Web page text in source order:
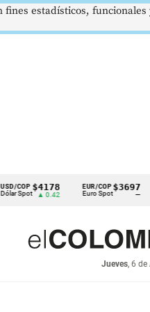
$4178
▲ 0.42
EUR/COP
Euro Spot
$3697
— Tasa
Jueves, 6
estadísticos,